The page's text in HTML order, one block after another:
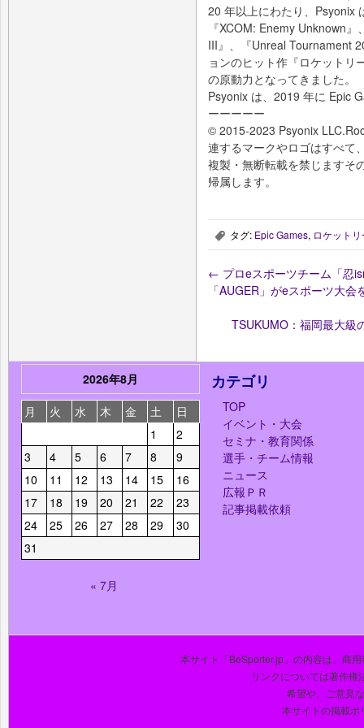
20 年以上にわたり、Psyonix
『XCOM: Enemy Unknown
III』、『Unreal Tournament
ョンのヒット作『ロケット
の原動力となってきました。
Psyonix は、2019 年に Epic
ーーーーー
© 2015‐2023 Psyonix
連するマークやロゴはすべて
複製・無断転載を禁じますそ
帰属します。
, タグ: Epic Games, ロケット
← プロeスポーツチーム「忍
「AUGER」がeスポーツ大会
TSUKUMO：福岡最大級
2026年8月
月
火 水 木 金 土
日
1
2
3
4 5 6 7 8
9
10
11 12 13 14 15
16
17
18 19 20 21 22
23
24
25 26 27 28 29
30
31
« 7月
カテゴリ
TOP
イベント・大会
セミナ・教育関係
選手・チーム情報
ニュース
広報ＰＲ
記事掲載依頼
本サイト「BeSporter.jp」の内容は、商
リンクについては著作権
希望や、ご意見
本サイトの掲載ポ